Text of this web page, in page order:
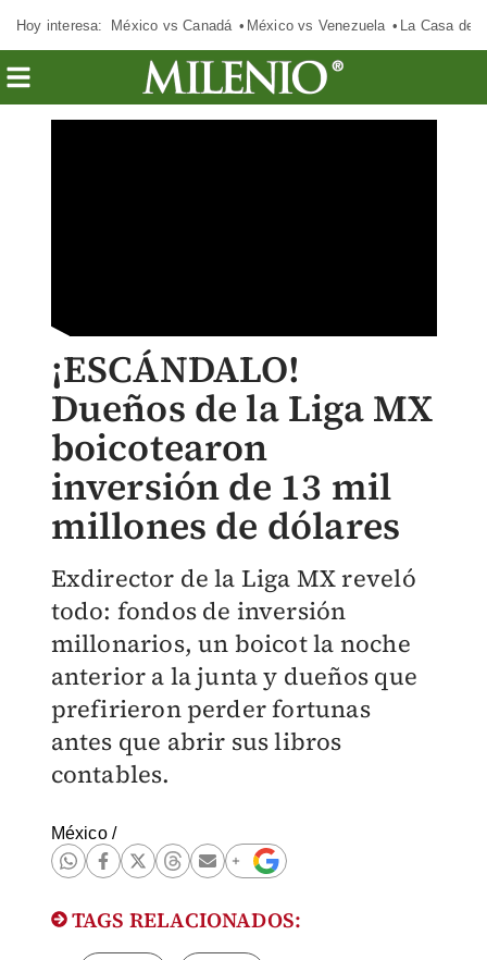
Hoy interesa: México vs Canadá México vs Venezuela La Casa de
¡ESCÁNDALO!
Dueños de la Liga MX
boicotearon
inversión de 13 mil
millones de dólares
Exdirector de la Liga MX reveló
todo: fondos de inversión
millonarios, un boicot la noche
anterior a la junta y dueños que
prefirieron perder fortunas
antes que abrir sus libros
contables.
México/
TAGS RELACIONADOS: